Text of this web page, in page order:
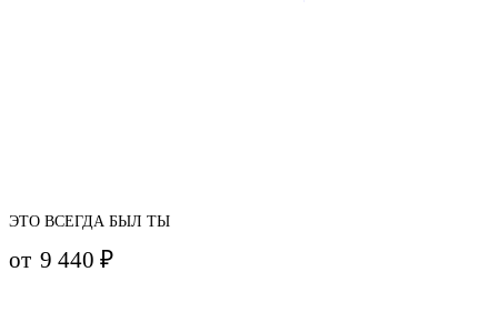
ЭТО ВСЕГДА БЫЛ ТЫ
от 9 440₽